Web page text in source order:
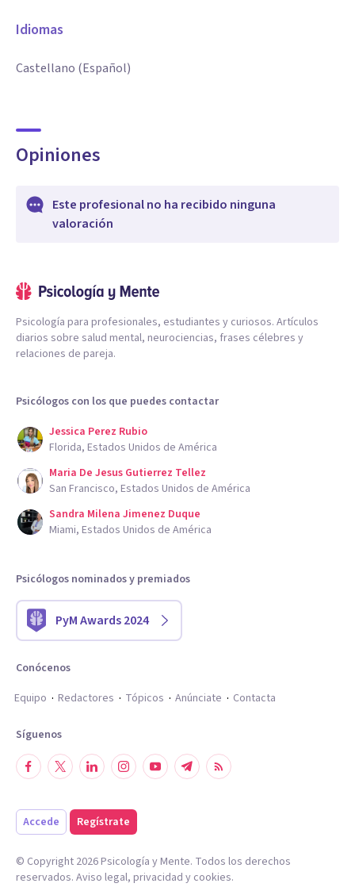
Idiomas
Castellano (Español)
Opiniones
Este profesional no ha recibido ninguna
valoración
Psicología para profesionales, estudiantes y curiosos. Artículos
diarios sobre salud mental, neurociencias, frases célebres y
relaciones de pareja.
Psicólogos con los que puedes contactar
Jessica Perez Rubio
Florida, Estados Unidos de América
Maria De Jesus Gutierrez Tellez
San Francisco, Estados Unidos de América
Sandra Milena Jimenez Duque
Miami, Estados Unidos de América
Psicólogos nominados y premiados
PyM Awards 2024
Conócenos
Equipo
Redactores Tópicos Anúnciate Contacta
Síguenos
Accede Regístrate
© Copyright 2026Psicología y Mente. Todos los derechos
reservados. Aviso legal, privacidad y cookies.